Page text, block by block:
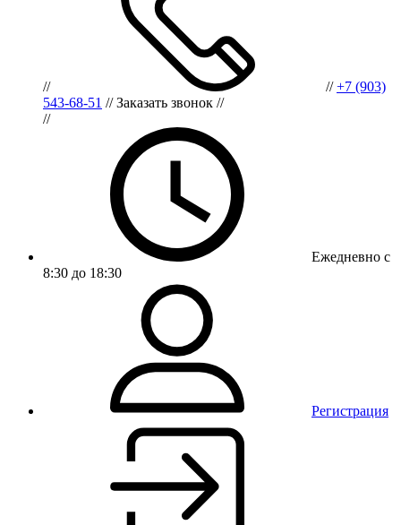
// //+7 (903)
543-68-51 //Заказать звонок //
//
Ежедневно с
8:30 до 18:30
Регистрация